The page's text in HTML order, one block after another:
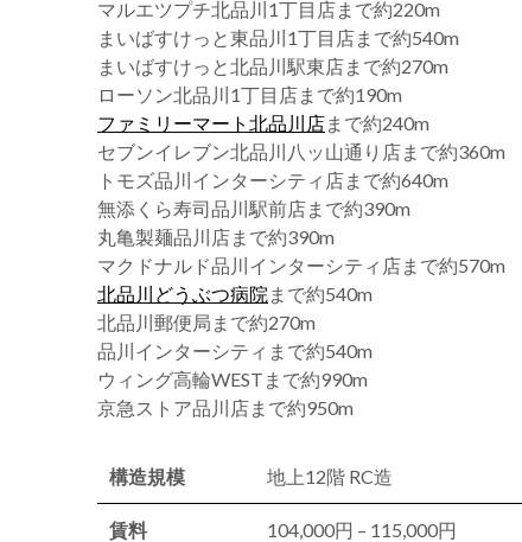
マルエツプチ北品川1丁目店まで約220m
まいばすけっと東品川1丁目店まで約540m
まいばすけっと北品川駅東店まで約270m
ローソン北品川1丁目店まで約190m
ファミリーマート北品川店まで約240m
セブンイレブン北品川八ッ山通り店まで約360m
トモズ品川インターシティ店まで約640m
無添くら寿司品川駅前店まで約390m
丸亀製麺品川店まで約390m
マクドナルド品川インターシティ店まで約570m
北品川どうぶつ病院 まで約540m
北品川郵便局まで約270m
品川インターシティまで約540m
ウィング高輪WESTまで約990m
京急ストア品川店まで約950m
構造規模 地上12階 RC造
賃料 104,000円 – 115,000円